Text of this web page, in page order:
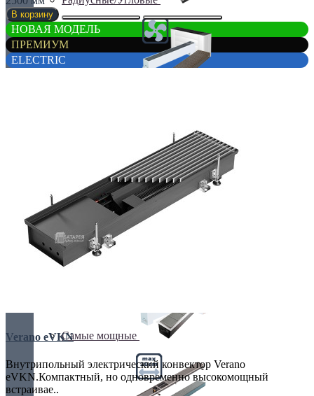
С дренажем
С притоком воздуха
Самые мощные
В корзину
НОВАЯ МОДЕЛЬ
ПРЕМИУМ
ELECTRIC
Verano eVKN
Внутрипольный электрический конвектор Verano
eVKN.Компактный, но одновременно высокомощный
встраивае..